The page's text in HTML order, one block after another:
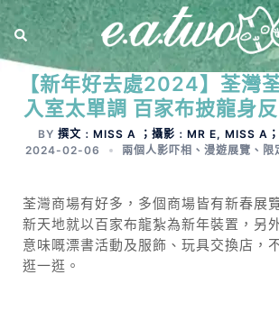
【新年好去處2024】荃灣
入室太單調 百家布披龍身
BY 撰文﹕MISS A ；攝影﹕MR E, MISS A
2024-02-06
兩個人影吓相 、 漫遊展覽 、 限
荃灣商場有好多，多個商場皆有新春展
新天地就以百家布龍紮為新年裝置，另
意味嘅漂書活動及服飾、玩具交換店，
逛一逛。